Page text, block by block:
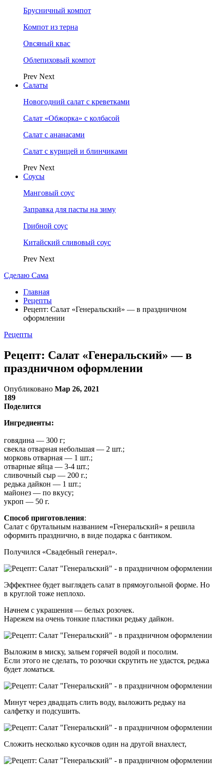
Брусничный компот
Компот из терна
Овсяный квас
Облепиховый компот
Prev Next
Салаты
Новогодний салат с креветками
Салат «Обжорка» с колбасой
Салат с ананасами
Салат с курицей и блинчиками
Prev Next
Соусы
Манговый соус
Заправка для пасты на зиму
Грибной соус
Китайский сливовый соус
Prev Next
Сделаю Сама
Главная
Рецепты
Рецепт: Салат «Генеральский» — в праздничном
оформлении
Рецепты
Рецепт: Салат «Генеральский» — в
праздничном оформлении
Опубликовано Мар 26, 2021
189
Поделится
Ингредиенты:
говядина — 300 г;
свекла отварная небольшая — 2 шт.;
морковь отварная — 1 шт.;
отварные яйца — 3-4 шт.;
сливочный сыр — 200 г.;
редька дайкон — 1 шт.;
майонез — по вкусу;
укроп — 50 г.
Способ приготовления:
Салат с брутальным названием «Генеральский» я решила
оформить празднично, в виде подарка с бантиком.
Получился «Свадебный генерал».
Эффектнее будет выглядеть салат в прямоугольной форме. Но
в круглой тоже неплохо.
Начнем с украшения — белых розочек.
Нарежем на очень тонкие пластики редьку дайкон.
Выложим в миску, зальем горячей водой и посолим.
Если этого не сделать, то розочки скрутить не удастся, редька
будет ломаться.
Минут через двадцать слить воду, выложить редьку на
салфетку и подсушить.
Сложить несколько кусочков один на другой внахлест,